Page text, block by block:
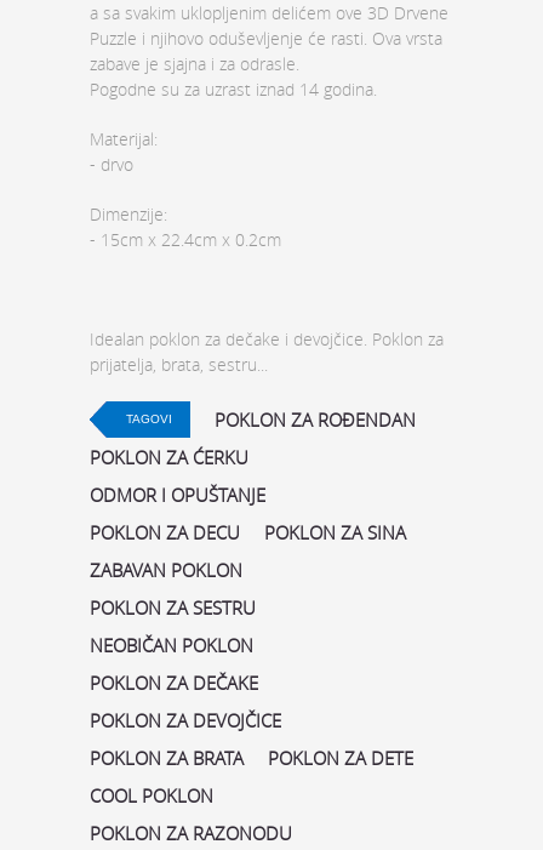
a sa svakim uklopljenim delićem ove 3D Drvene
Puzzle i njihovo oduševljenje će rasti. Ova vrsta
zabave je sjajna i za odrasle.
Pogodne su za uzrast iznad 14 godina.
Materijal:
- drvo
Dimenzije:
- 15cm x 22.4cm x 0.2cm
Idealan poklon za dečake i devojčice. Poklon za
prijatelja, brata, sestru...
TAGOVI
POKLON ZA ROĐENDAN
POKLON ZA ĆERKU
ODMOR I OPUŠTANJE
POKLON ZA DECU
POKLON ZA SINA
ZABAVAN POKLON
POKLON ZA SESTRU
NEOBIČAN POKLON
POKLON ZA DEČAKE
POKLON ZA DEVOJČICE
POKLON ZA BRATA
POKLON ZA DETE
COOL POKLON
POKLON ZA RAZONODU